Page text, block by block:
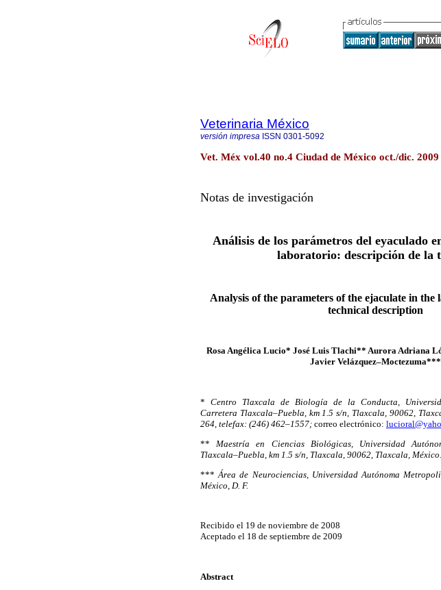
Veterinaria México
versión impresa ISSN 0301-5092
Vet. Méx vol.40 no.4 Ciudad de México oct./dic. 2009
Notas de investigación
Análisis de los parámetros del eyaculado
laboratorio: descripción de la
Analysis of the parameters of the ejaculate in
technical description
Rosa Angélica Lucio* José Luis Tlachi** Aurora Adriana
Javier Velázquez–Moctezuma***
* Centro Tlaxcala de Biología de la Conducta,
Carretera Tlaxcala–Puebla, km 1.5 s/n, Tlaxcala, 90062,
264, telefax: (246) 462–1557; correo electrónico:
** Maestría en Ciencias Biológicas, Universidad
Tlaxcala–Puebla, km 1.5 s/n, Tlaxcala, 90062, Tlaxcala, México.
***Área de Neurociencias, Universidad Autónoma
México, D. F.
Recibido el 19 de noviembre de 2008
Aceptado el 18 de septiembre de 2009
Abstract